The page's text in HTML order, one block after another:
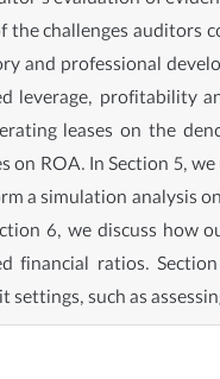
the challenges auditors
and professional
leverage, profitability
leases on the
on ROA. In Section 5,
a simulation analysis
6, we discuss how
financial ratios.
such as